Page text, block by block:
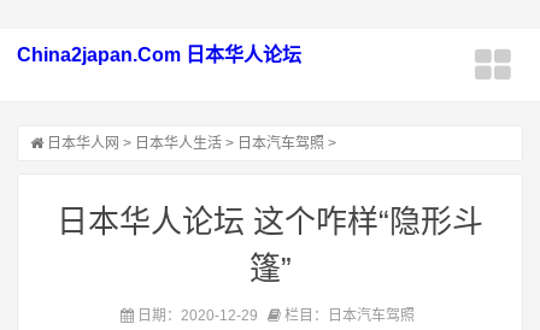
China2japan.Com 日本华人论坛
日本华人网 > 日本华人生活 > 日本汽车驾照 >
日本华人论坛 这个咋样“隐形斗
篷”
日期：2020-12-29 栏目：日本汽车驾照